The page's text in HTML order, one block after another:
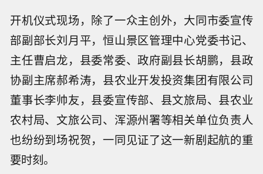
开机仪式现场，除了一众主创外，大同市委宣传
部副部长刘月平，恒山景区管理中心党委书记、
主任曹启龙，县委常委、政府副县长胡鹏，县政
协副主席郝希涛，县农业开发投资集团有限公司
董事长李帅友，县委宣传部、县文旅局、县农业
农村局、文旅公司、浑源州署等相关单位负责人
也纷纷到场祝贺，一同见证了这一新剧起航的重
要时刻。